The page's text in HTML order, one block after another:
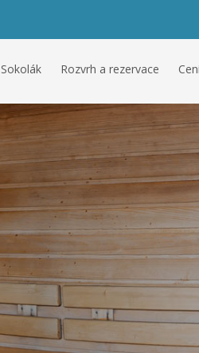
Rozvrh a rezervace